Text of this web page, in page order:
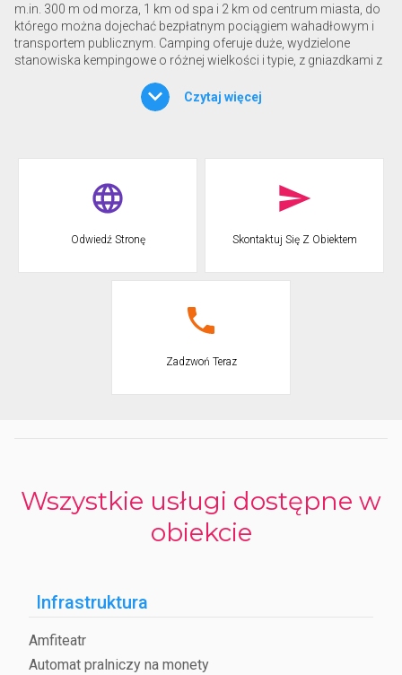
m.in. 300 m od morza, 1 km od spa i 2 km od centrum miasta, do
którego można dojechać bezpłatnym pociągiem wahadłowym i
transportem publicznym. Camping oferuje duże, wydzielone
stanowiska kempingowe o różnej wielkości i typie, z gniazdkami z
odprowadzania ścieków oraz podłączeniem do telewizji. Zupełnie
nowe domki mobilne, w pełni umeblowane i wyposażone we
programy sportowe, gry, konkursy, wieczorne pokazy, włączając
Nowość: nowa arena występów taneczno-muzycznych. Usługi:
Podgrzewany basen dla dzieci ze zjeżdżalnią, wodospadami
wielofunkcyjne boisko do pięcioosobowej piłki nożnej,
zabaw, sala telewizyjna z dużym ekranem, Dolby kino cyfrowe,
do prasowania, punkt internetowy i Wi-Fi.
Czytaj więcej
Odwiedź Stronę Skontaktuj Się Z Obiektem
Zadzwoń Teraz
Wszystkie usługi dostępne w
obiekcie
Infrastruktura
Amfiteatr
Automat pralniczy na monety